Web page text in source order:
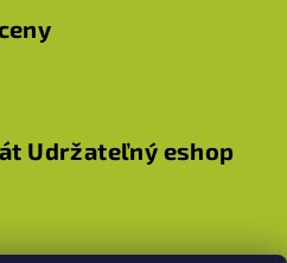
Udržateľný eshop